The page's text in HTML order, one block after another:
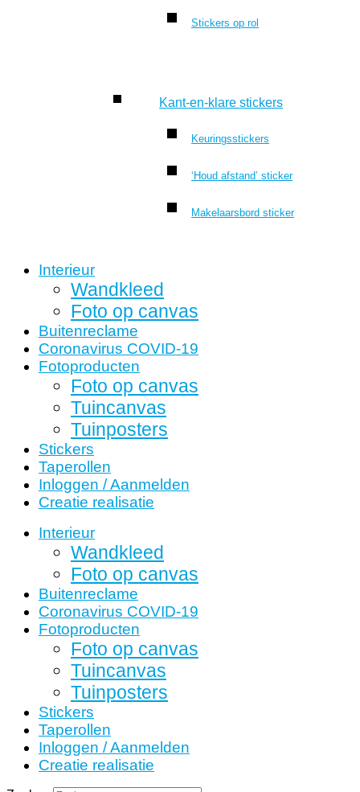
Stickers op rol
Kant-en-klare stickers
Keuringsstickers
‘Houd afstand’ sticker
Makelaarsbord sticker
Interieur
Wandkleed
Foto op canvas
Buitenreclame
Coronavirus COVID-19
Fotoproducten
Foto op canvas
Tuincanvas
Tuinposters
Stickers
Taperollen
Inloggen / Aanmelden
Creatie realisatie
Interieur
Wandkleed
Foto op canvas
Buitenreclame
Coronavirus COVID-19
Fotoproducten
Foto op canvas
Tuincanvas
Tuinposters
Stickers
Taperollen
Inloggen / Aanmelden
Creatie realisatie